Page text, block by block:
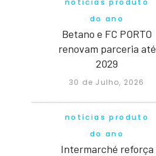
do ano
Betano e FC PORTO
renovam parceria até
2029
30 de Julho, 2026
notícias produto
do ano
Intermarché reforça